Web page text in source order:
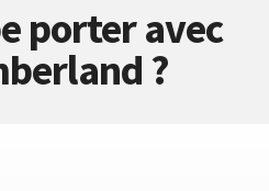
porter avec
?